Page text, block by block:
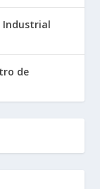
Industrial
de